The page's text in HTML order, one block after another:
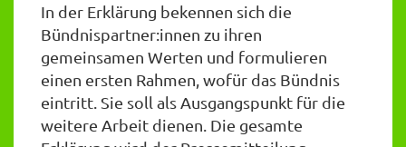
In der Erklärung bekennen sich die
Bündnispartner:innen zu ihren
gemeinsamen Werten und formulieren
einen ersten Rahmen, wofür das Bündnis
eintritt. Sie soll als Ausgangspunkt für die
weitere Arbeit dienen. Die gesamte